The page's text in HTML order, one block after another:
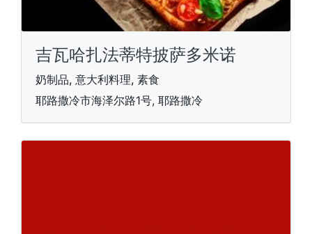
吉瓦哈扎法蒂特披萨多米诺
奶制品, 意大利料理, 素食
耶路撒冷市海泽尔路1号, 耶路撒冷